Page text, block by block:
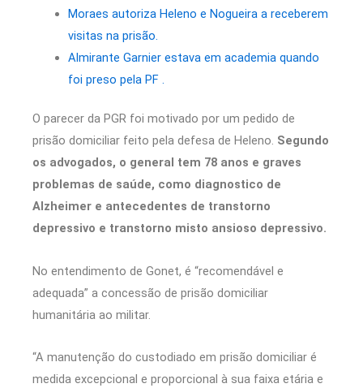
Moraes autoriza Heleno e Nogueira a receberem
visitas na prisão.
Almirante Garnier estava em academia quando
foi preso pela PF .
O parecer da PGR foi motivado por um pedido de
prisão domiciliar feito pela defesa de Heleno. Segundo
os advogados, o general tem 78 anos e graves
problemas de saúde, como diagnostico de
Alzheimer e antecedentes de transtorno
depressivo e transtorno misto ansioso depressivo.
No entendimento de Gonet, é “recomendável e
adequada” a concessão de prisão domiciliar
humanitária ao militar.
“A manutenção do custodiado em prisão domiciliar é
medida excepcional e proporcional à sua faixa etária e